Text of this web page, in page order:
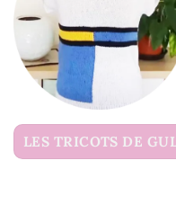
LES TRICOTS DE